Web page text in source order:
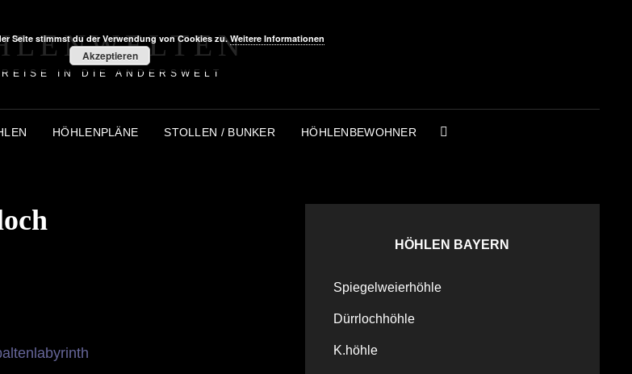
IN DIE ANDERSWELT
HÖHLENPLÄNE STOLLEN / BUNKER HÖHLENBEWOHNER
HÖHLEN BAYERN
Spiegelweierhöhle
Dürrlochhöhle
K.höhle
Seite stimmst du der Verwendung von Cookies zu.Weitere Informationen
Akzeptieren